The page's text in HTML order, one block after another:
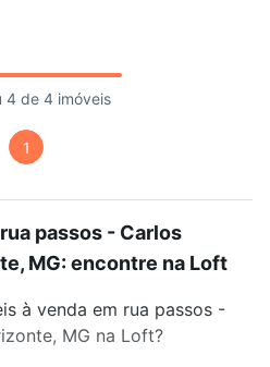
4 de 4 imóveis
1
passos - Carlos
MG: encontre na Loft
à venda em rua passos -
MG na Loft?